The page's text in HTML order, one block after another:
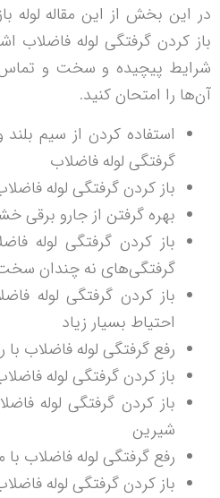
در این بخش از این مقاله لوله
باز کردن گرفتگی لوله فاضلاب
شرایط پیچیده و سخت و تماس
آن‌ها را امتحان کنید.
استفاده کردن از سیم
گرفتگی لوله فاضلاب
باز کردن گرفتگی لوله
بهره گرفتن از جارو برقی
باز کردن گرفتگی لوله
گرفتگی‌های نه چندان
باز کردن گرفتگی لوله
احتیاط بسیار زیاد
رفع گرفتگی لوله فاضلاب
باز کردن گرفتگی لوله
باز کردن گرفتگی لوله
شیرین
رفع گرفتگی لوله فاضلاب
باز کردن گرفتگی لوله